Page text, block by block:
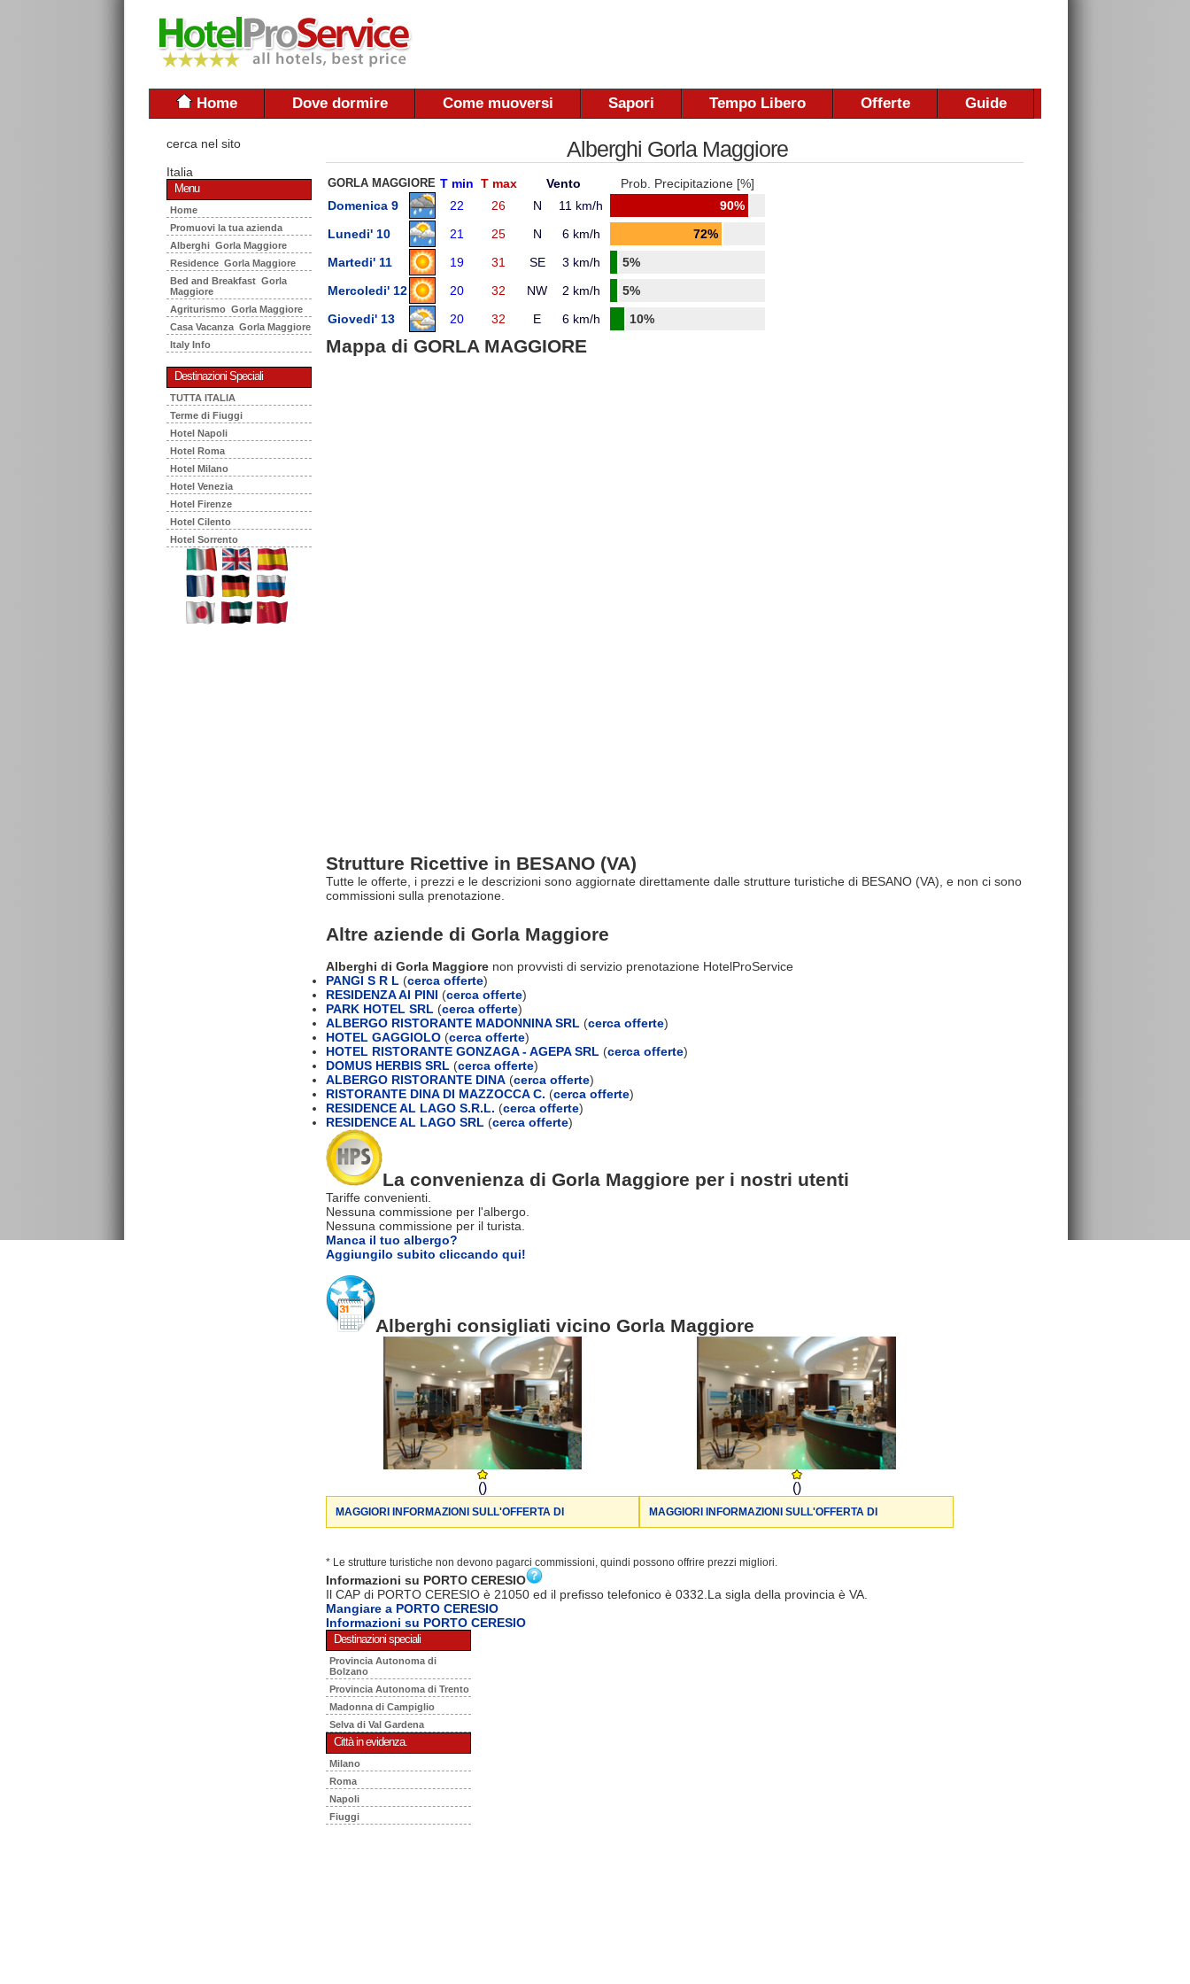
Home Dove dormire Come muoversi Sapori Tempo Libero Offerte Guide
cerca nel sito
Italia
Menu
Home
Promuovi la tua azienda
Alberghi Gorla Maggiore
Residence Gorla Maggiore
Bed and Breakfast Gorla
Maggiore
Agriturismo Gorla Maggiore
Casa Vacanza Gorla Maggiore
Italy Info
Destinazioni Speciali
TUTTA ITALIA
Terme di Fiuggi
Hotel Napoli
Hotel Roma
Hotel Milano
Hotel Venezia
Hotel Firenze
Hotel Cilento
Hotel Sorrento
Alberghi Gorla Maggiore
GORLA MAGGIORE T min T max Vento
Prob. Precipitazione [%]
Domenica 9
22 26 N 11 km/h
90%
Lunedi' 10
21 25 N 6 km/h
72%
Martedi' 11
19 31 SE 3 km/h
5%
Mercoledi' 12
20 32 NW 2 km/h
5%
Giovedi' 13
20 32 E 6 km/h 10%
Mappa di GORLA MAGGIORE
Strutture Ricettive in BESANO (VA)
Tutte le offerte, i prezzi e le descrizioni sono aggiornate direttamente dalle strutture turistiche di BESANO (VA), e non ci sono
commissioni sulla prenotazione.
Altre aziende di Gorla Maggiore
Alberghi di Gorla Maggiore non provvisti di servizio prenotazione HotelProService
PANGI S R L (cerca offerte)
RESIDENZA AI PINI (cerca offerte)
PARK HOTEL SRL (cerca offerte)
ALBERGO RISTORANTE MADONNINA SRL (cerca offerte)
HOTEL GAGGIOLO (cerca offerte)
HOTEL RISTORANTE GONZAGA - AGEPA SRL (cerca offerte)
DOMUS HERBIS SRL (cerca offerte)
ALBERGO RISTORANTE DINA (cerca offerte)
RISTORANTE DINA DI MAZZOCCA C. (cerca offerte)
RESIDENCE AL LAGO S.R.L. (cerca offerte)
RESIDENCE AL LAGO SRL (cerca offerte)
La convenienza di Gorla Maggiore per i nostri utenti
Tariffe convenienti.
Nessuna commissione per l'albergo.
Nessuna commissione per il turista.
Manca il tuo albergo?
Aggiungilo subito cliccando qui!
Alberghi consigliati vicino Gorla Maggiore
()
MAGGIORI INFORMAZIONI SULL'OFFERTA DI
()
MAGGIORI INFORMAZIONI SULL'OFFERTA DI
* Le strutture turistiche non devono pagarci commissioni, quindi possono offrire prezzi migliori.
Informazioni su PORTO CERESIO
Il CAP di PORTO CERESIO è 21050 ed il prefisso telefonico è 0332.La sigla della provincia è VA.
Mangiare a PORTO CERESIO
Informazioni su PORTO CERESIO
Destinazioni speciali
Provincia Autonoma di
Bolzano
Provincia Autonoma di Trento
Madonna di Campiglio
Selva di Val Gardena
Città in evidenza.
Milano
Roma
Napoli
Fiuggi